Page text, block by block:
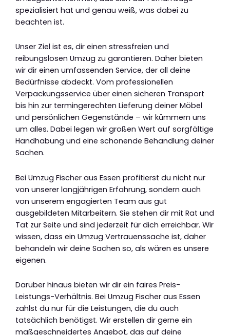
spezialisiert hat und genau weiß, was dabei zu
beachten ist.
Unser Ziel ist es, dir einen stressfreien und
reibungslosen Umzug zu garantieren. Daher bieten
wir dir einen umfassenden Service, der all deine
Bedürfnisse abdeckt. Vom professionellen
Verpackungsservice über einen sicheren Transport
bis hin zur termingerechten Lieferung deiner Möbel
und persönlichen Gegenstände – wir kümmern uns
um alles. Dabei legen wir großen Wert auf sorgfältige
Handhabung und eine schonende Behandlung deiner
Sachen.
Bei Umzug Fischer aus Essen profitierst du nicht nur
von unserer langjährigen Erfahrung, sondern auch
von unserem engagierten Team aus gut
ausgebildeten Mitarbeitern. Sie stehen dir mit Rat und
Tat zur Seite und sind jederzeit für dich erreichbar. Wir
wissen, dass ein Umzug Vertrauenssache ist, daher
behandeln wir deine Sachen so, als wären es unsere
eigenen.
Darüber hinaus bieten wir dir ein faires Preis-
Leistungs-Verhältnis. Bei Umzug Fischer aus Essen
zahlst du nur für die Leistungen, die du auch
tatsächlich benötigst. Wir erstellen dir gerne ein
maßgeschneidertes Angebot, das auf deine